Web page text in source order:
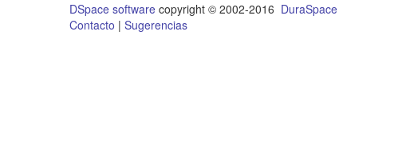
DSpace software copyright © 2002-2016 DuraSpace
Contacto | Sugerencias